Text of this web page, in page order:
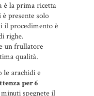
è la prima ricetta
presente solo
il procedimento è
righe.
un frullatore
qualità.
le arachidi e
per 6
spegnete il